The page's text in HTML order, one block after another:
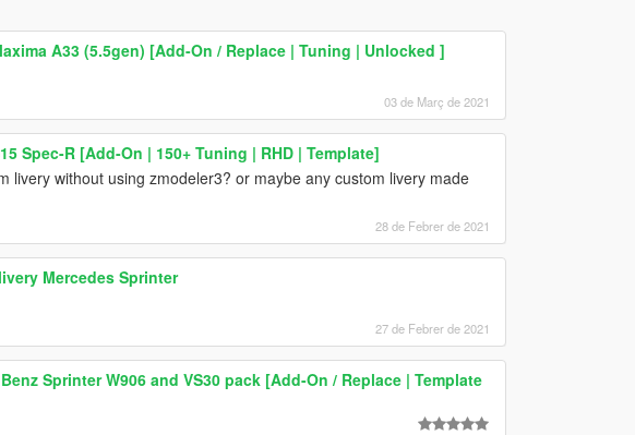
A33 (5.5gen) [Add-On / Replace | Tuning | Unlocked ]
03 de Març de 2021
Spec-R [Add-On | 150+ Tuning | RHD | Template]
livery without using zmodeler3? or maybe any custom livery made
28 de Febrer de 2021
Mercedes Sprinter
27 de Febrer de 2021
Sprinter W906 and VS30 pack [Add-On / Replace | Template